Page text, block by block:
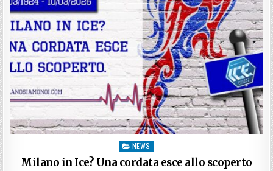
Posted
in
NEWS
Milano in Ice? Una cordata esce allo scoperto